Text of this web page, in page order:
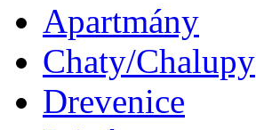
Apartmány
Chaty/Chalupy
Drevenice